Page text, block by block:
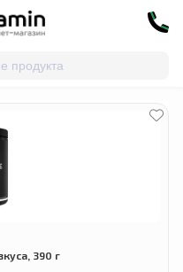
добавки
390 г